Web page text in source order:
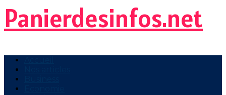
Panierdesinfos.net